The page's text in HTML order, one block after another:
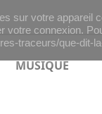
sur votre
connexion.
traceurs/que-dit-
MUSIQUE